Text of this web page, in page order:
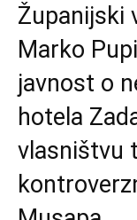
Županijski
Marko
javnost o
hotela
vlasništvu